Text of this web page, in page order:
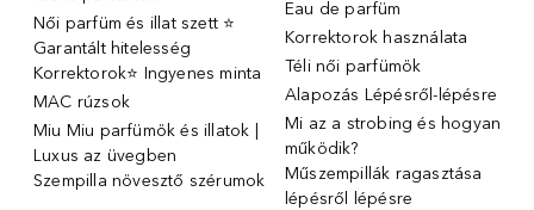
Női parfüm és illat szett ⭐
Garantált hitelesség
Korrektorok⭐ Ingyenes minta
MAC rúzsok
Miu Miu parfümök és illatok |
Luxus az üvegben
Szempilla növesztő szérumok
Eau de parfüm
Korrektorok használata
Téli női parfümök
Alapozás Lépésről-lépésre
Mi az a strobing és hogyan
működik?
Műszempillák ragasztása
lépésről lépésre